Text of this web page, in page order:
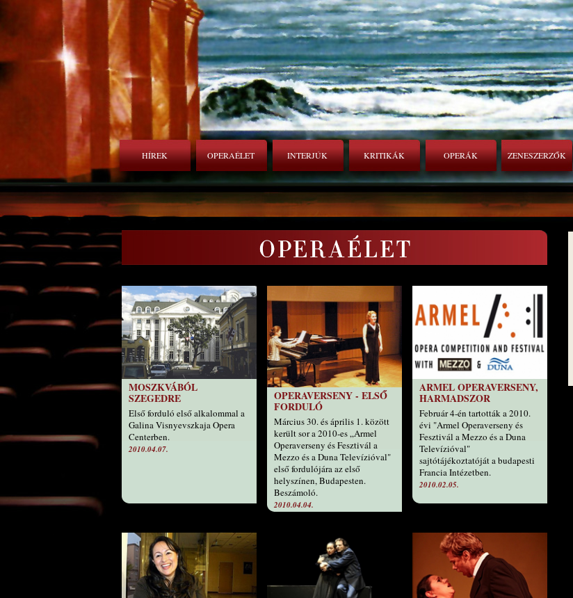
HÍREK OPERAÉLET INTERJÚK KRITIKÁK OPERÁK ZENESZERZŐK
MOSZKVÁBÓL
SZEGEDRE
Első forduló első alkalommal a
Galina Visnyevszkaja Opera
Centerben.
2010.04.07.
OPERAVERSENY - ELSŐ
FORDULÓ
Március 30. és április 1. között
került sor a 2010-es „Armel
Operaverseny és Fesztivál a
Mezzo és a Duna Televízióval"
első fordulójára az első
helyszínen, Budapesten.
Beszámoló.
2010.04.04.
ARMEL OPERAVERSENY,
HARMADSZOR
Február 4-én tartották a 2010.
évi "Armel Operaverseny és
Fesztivál a Mezzo és a Duna
Televízióval"
sajtótájékoztatóját a budapesti
Francia Intézetben.
2010.02.05.